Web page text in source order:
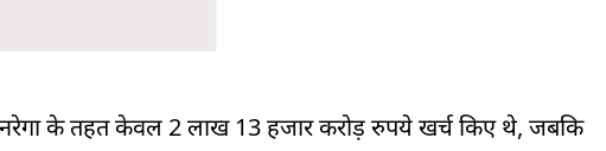
मनरेगा के तहत केवल 2 लाख 13 हजार करोड़ रुपये खर्च किए थे, जबकि